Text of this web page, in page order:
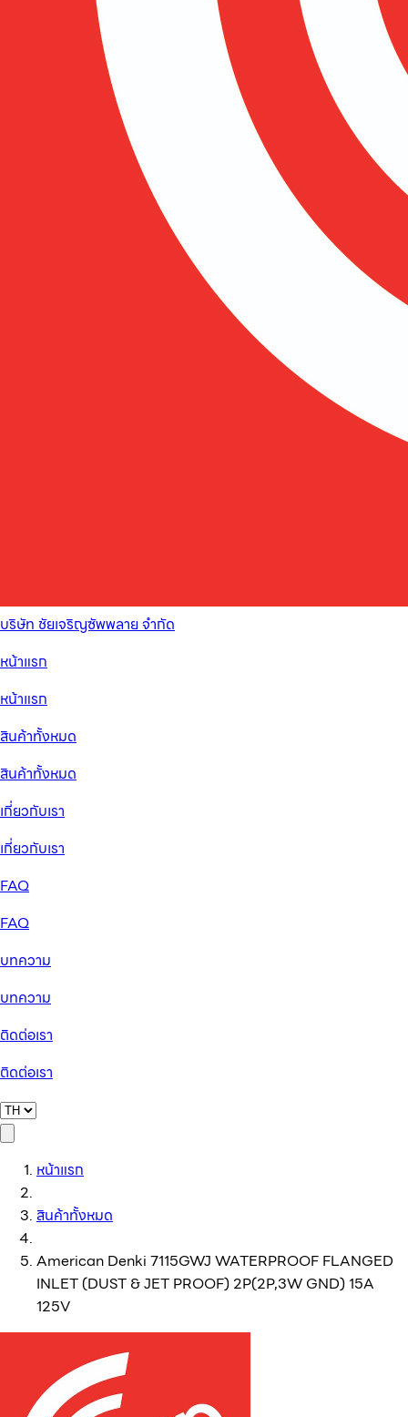
บริษัท ชัยเจริญซัพพลาย จำกัด
หน้าแรก
หน้าแรก
สินค้าทั้งหมด
สินค้าทั้งหมด
เกี่ยวกับเรา
เกี่ยวกับเรา
FAQ
FAQ
บทความ
บทความ
ติดต่อเรา
ติดต่อเรา
หน้าแรก
สินค้าทั้งหมด
American Denki 7115GWJ WATERPROOF FLANGED
INLET (DUST & JET PROOF) 2P(2P,3W GND) 15A
125V